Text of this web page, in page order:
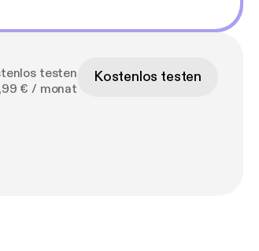
testen
€ / monat
Kostenlos testen